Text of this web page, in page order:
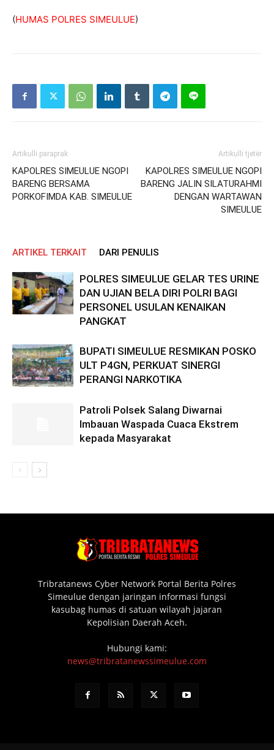
(HUMAS POLRES SIMEULUE)
Artikulli paraprak
KAPOLRES SIMEULUE NGOPI
BARENG BERSAMA
PORKOFIMDA KAB. SIMEULUE
Artikulli tjetër
KAPOLRES SIMEULUE NGOPI
BARENG JALIN SILATURAHMI
DENGAN WARTAWAN
SIMEULUE
ARTIKEL TERKAIT DARI PENULIS
POLRES SIMEULUE GELAR TES URINE
DAN UJIAN BELA DIRI POLRI BAGI
PERSONEL USULAN KENAIKAN
PANGKAT
BUPATI SIMEULUE RESMIKAN POSKO
ULT P4GN, PERKUAT SINERGI
PERANGI NARKOTIKA
Patroli Polsek Salang Diwarnai
Imbauan Waspada Cuaca Ekstrem
kepada Masyarakat
Tribratanews Cyber Network Portal Berita Polres
Simeulue dengan jaringan informasi fungsi
kasubag humas di satuan wilayah jajaran
Kepolisian Daerah Aceh.
Hubungi kami:
news@tribratanewssimeulue.com